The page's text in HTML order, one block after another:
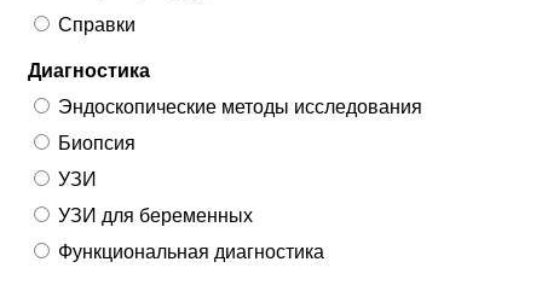
Справки
Диагностика
Эндоскопические методы исследования
Биопсия
УЗИ
УЗИ для беременных
Функциональная диагностика